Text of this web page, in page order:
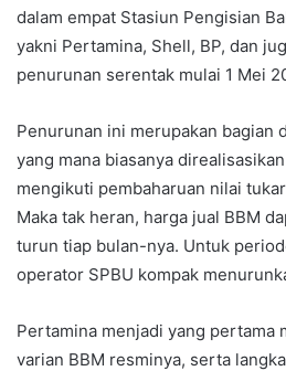
dalam empat Stasiun Pengisian
yakni Pertamina, Shell, BP, dan
penurunan serentak mulai 1 Mei
Penurunan ini merupakan bagian
yang mana biasanya
mengikuti pembaharuan nilai
Maka tak heran, harga jual BBM
turun tiap bulan-nya. Untuk
operator SPBU kompak
Pertamina menjadi yang pertama
varian BBM resminya, serta